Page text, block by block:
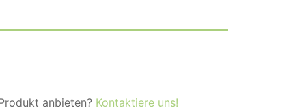
anbieten? Kontaktiere uns!